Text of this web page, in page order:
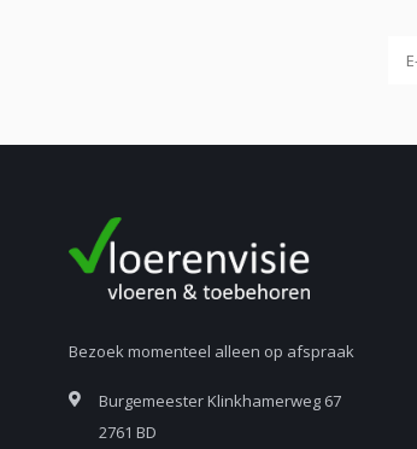
Bezoek momenteel alleen op afspraak
Burgemeester Klinkhamerweg 67
2761 BD